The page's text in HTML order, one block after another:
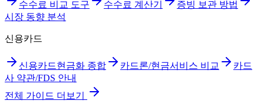
수수료 비교 도구 수수료 계산기
증빙 보관 방법
시장 동향 분석
신용카드
신용카드현금화 종합 카드론/현금서비스 비교
카드
사 약관/FDS 안내
전체 가이드 더보기